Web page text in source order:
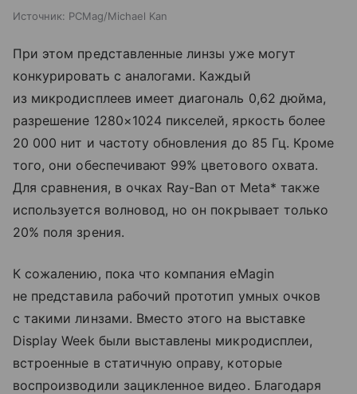
Источник: PCMag/Michael Kan
При этом представленные линзы уже могут
конкурировать с аналогами. Каждый
из микродисплеев имеет диагональ 0,62 дюйма,
разрешение 1280×1024 пикселей, яркость более
20 000 нит и частоту обновления до 85 Гц. Кроме
того, они обеспечивают 99% цветового охвата.
Для сравнения, в очках Ray-Ban от Meta* также
используется волновод, но он покрывает только
20% поля зрения.
К сожалению, пока что компания eMagin
не представила рабочий прототип умных очков
с такими линзами. Вместо этого на выставке
Display Week были выставлены микродисплеи,
встроенные в статичную оправу, которые
воспроизводили зацикленное видео. Благодаря